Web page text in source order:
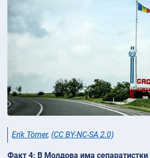
Erik Törner, (CC BY-NC-SA 2.0)
Факт 4: В Молдова има сепаратистки